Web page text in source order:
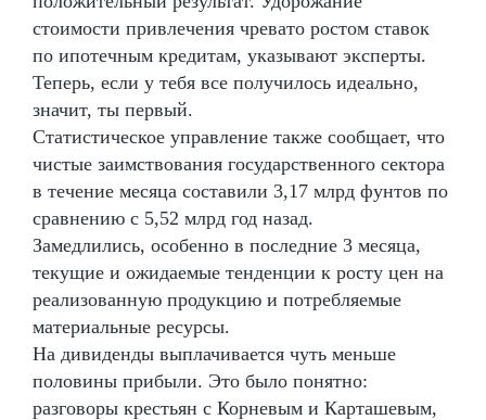
стоимости привлечения чревато ростом ставок
по ипотечным кредитам, указывают эксперты.
Теперь, если у тебя все получилось идеально,
значит, ты первый.
Статистическое управление также сообщает, что
чистые заимствования государственного сектора
в течение месяца составили 3,17 млрд фунтов по
сравнению с 5,52 млрд год назад.
Замедлились, особенно в последние 3 месяца,
текущие и ожидаемые тенденции к росту цен на
реализованную продукцию и потребляемые
материальные ресурсы.
На дивиденды выплачивается чуть меньше
половины прибыли. Это было понятно:
разговоры крестьян с Корневым и Карташевым,